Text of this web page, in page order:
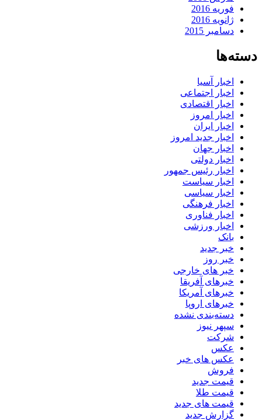
فوریه 2016
ژانویه 2016
دسامبر 2015
دسته‌ها
اخبار آسیا
اخبار اجتماعی
اخبار اقتصادی
اخبار امروز
اخبار ایران
اخبار جدید امروز
اخبار جهان
اخبار دولتی
اخبار رئیس جمهور
اخبار سیاست
اخبار سیاسی
اخبار فرهنگی
اخبار فناوری
اخبار ورزشی
بانک
خبر جدید
خبر روز
خبر های خارجی
خبرهای آفریقا
خبرهای آمریکا
خبرهای اروپا
دسته‌بندی نشده
سپهر نیوز
شرکت
عکس
عکس های خبر
فروش
قیمت جدید
قیمت طلا
قیمت های جدید
گزارش جدید